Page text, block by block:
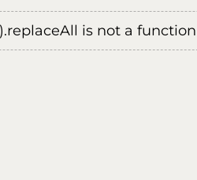
is not a function